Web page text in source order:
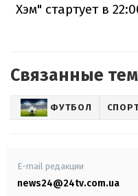
Хэм" стартует в
Связанные
ФУТБОЛ
E-mail редакции
news24@24tv.com.ua